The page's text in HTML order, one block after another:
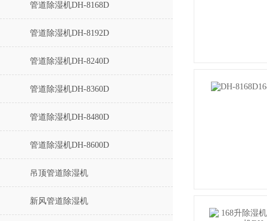
管道除湿机DH-8168D
管道除湿机DH-8192D
管道除湿机DH-8240D
管道除湿机DH-8360D
管道除湿机DH-8480D
管道除湿机DH-8600D
吊顶管道除湿机
新风管道除湿机